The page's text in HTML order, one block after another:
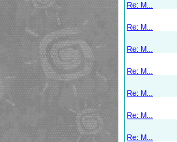
Re: M...
Re: M...
Re: M...
Re: M...
Re: M...
Re: M...
Re: M...